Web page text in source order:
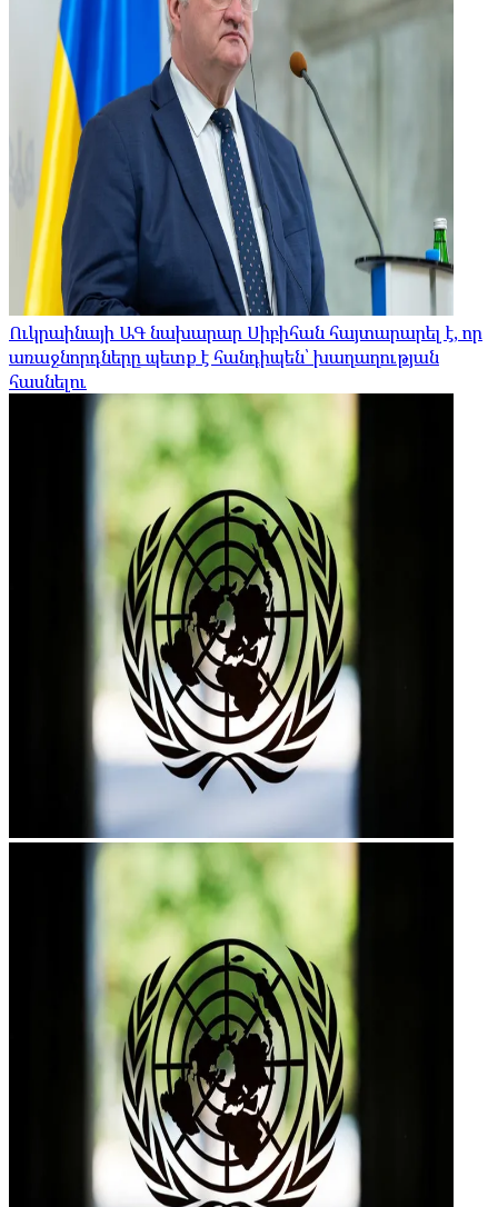
Ուկրաինայի ԱԳ նախարար Սիբիհան հայտարարել է, որ
առաջնորդները պետք է հանդիպեն՝ խաղաղության
հասնելու